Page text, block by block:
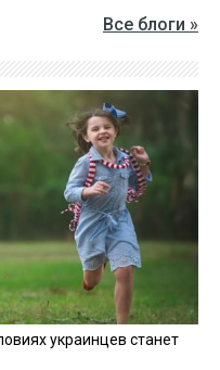
Все блоги »
украинцев станет